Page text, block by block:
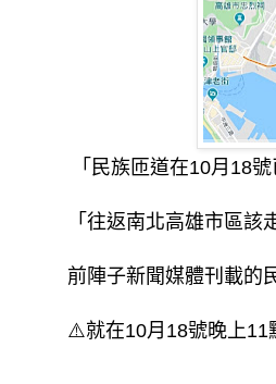
「民族匝道在10月18
「往返南北高雄市區該
前陣子新聞媒體刊載的
⚠️就在10月18號晚上11